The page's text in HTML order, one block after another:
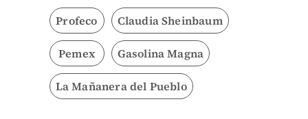
Profeco Claudia Sheinbaum
Pemex Gasolina Magna
La Mañanera del Pueblo